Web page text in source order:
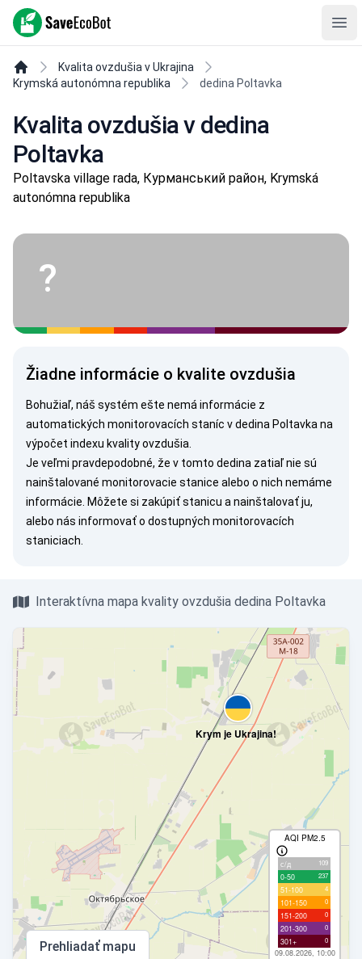
SaveEcoBot
Kvalita ovzdušia v Ukrajina
Krymská autonómna republika
dedina Poltavka
Kvalita ovzdušia v dedina
Poltavka
Poltavska village rada, Курманський район, Krymská
autonómna republika
?
Žiadne informácie o kvalite ovzdušia
Bohužiaľ, náš systém ešte nemá informácie z
automatických monitorovacích staníc v dedina Poltavka na
výpočet indexu kvality ovzdušia.
Je veľmi pravdepodobné, že v tomto dedina zatiaľ nie sú
nainštalované monitorovacie stanice alebo o nich nemáme
informácie. Môžete si zakúpiť stanicu a nainštalovať ju,
alebo nás informovaťo dostupných monitorovacích
staniciach.
Interaktívna mapa kvality ovzdušia dedina Poltavka
Krym je Ukrajina!
AQI PM2.5
с/д 109
0-50 237
51-100 4
101-150 0
151-200 0
201-300 0
301+ 0
09.08.2026, 10:00
Prehliadať mapu